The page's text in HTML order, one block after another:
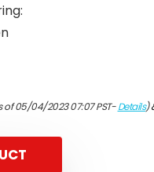
of 05/04/2023 07:07 PST-Details)